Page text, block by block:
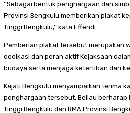
‘’Sebagai bentuk penghargaan dan
Provinsi Bengkulu memberikan plakat
Tinggi Bengkulu,’’ kata Effendi.
Pemberian plakat tersebut merupakan
dedikasi dan peran aktif Kejaksaan
budaya serta menjaga ketertiban dan
Kajati Bengkulu menyampaikan terima
penghargaan tersebut. Beliau berharap
Tinggi Bengkulu dan BMA Provinsi